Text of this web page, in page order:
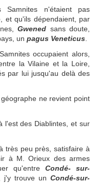
Samnites n'étaient pas
et qu'ils dépendaient, par
Gwened sans doute,
un pagus Veneticus
occupaient alors,
la Vilaine et la Loire,
par lui jusqu'au delà des
ne revient point
l'est des Diablintes, et sur
très peu près, satisfaire à
à M. Orieux des armes
qu'entre Condé- sur-
j'y trouve un Condé-sur-